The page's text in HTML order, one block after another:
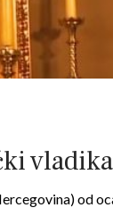
vladika
od